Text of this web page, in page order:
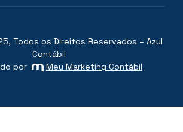
Todos os Direitos Reservados – Azul
Contábil
por
Meu Marketing Contábil